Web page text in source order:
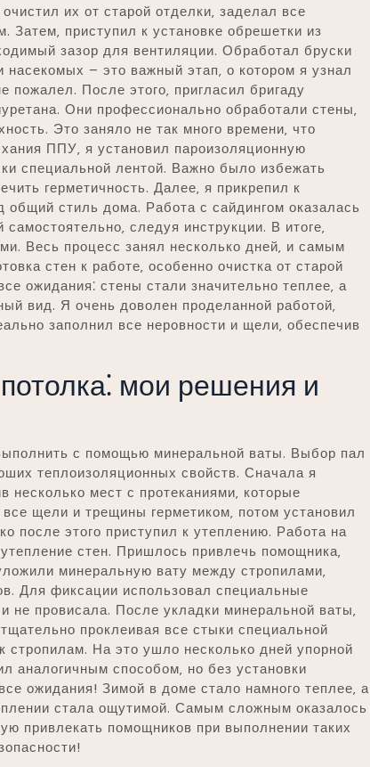
их от старой отделки‚ заделал все
приступил к установке обрешетки из
зазор для вентиляции. Обработал бруски
– это важный этап‚ о котором я узнал
пожалел. После этого‚ пригласил бригаду
Они профессионально обработали стены‚
Это заняло не так много времени‚ что
ППУ‚ я установил пароизоляционную
специальной лентой. Важно было избежать
герметичность. Далее‚ я прикрепил к
общий стиль дома. Работа с сайдингом оказалась
следуя инструкции. В итоге‚
Весь процесс занял несколько дней‚ и самым
стен к работе‚ особенно очистка от старой
ожидания⁚ стены стали значительно теплее‚ а
вид. Я очень доволен проделанной работой‚
заполнил все неровности и щели‚ обеспечив
мои решения и
с помощью минеральной ваты. Выбор пал
теплоизоляционных свойств. Сначала я
мест с протеканиями‚ которые
щели и трещины герметиком‚ потом установил
после этого приступил к утеплению. Работа на
стен. Пришлось привлечь помощника‚
минеральную вату между стропилами‚
Для фиксации использовал специальные
не провисала. После укладки минеральной ваты‚
проклеивая все стыки специальной
стропилам. На это ушло несколько дней упорной
аналогичным способом‚ но без установки
ожидания! Зимой в доме стало намного теплее‚ а
стала ощутимой. Самым сложным оказалось
привлекать помощников при выполнении таких